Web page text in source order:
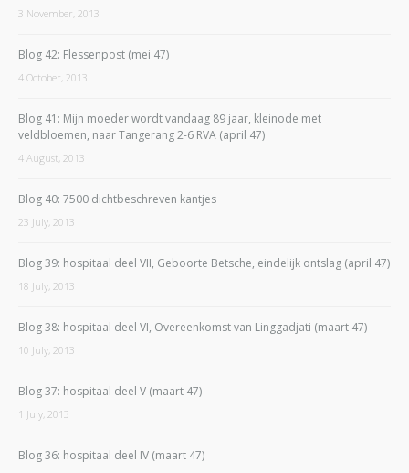
3 November, 2013
Blog 42: Flessenpost (mei 47)
4 October, 2013
Blog 41: Mijn moeder wordt vandaag 89 jaar, kleinode met
veldbloemen, naar Tangerang 2-6 RVA (april 47)
4 August, 2013
Blog 40: 7500 dichtbeschreven kantjes
23 July, 2013
Blog 39: hospitaal deel VII, Geboorte Betsche, eindelijk ontslag (april 47)
18 July, 2013
Blog 38: hospitaal deel VI, Overeenkomst van Linggadjati (maart 47)
10 July, 2013
Blog 37: hospitaal deel V (maart 47)
1 July, 2013
Blog 36: hospitaal deel IV (maart 47)